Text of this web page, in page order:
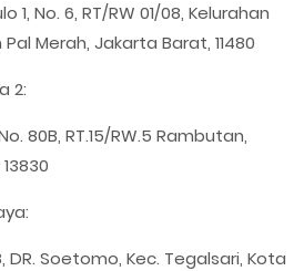
1, No. 6, RT/RW 01/08, Kelurahan
Merah, Jakarta Barat, 11480
2:
80B, RT.15/RW.5 Rambutan,
DR. Soetomo, Kec. Tegalsari, Kota